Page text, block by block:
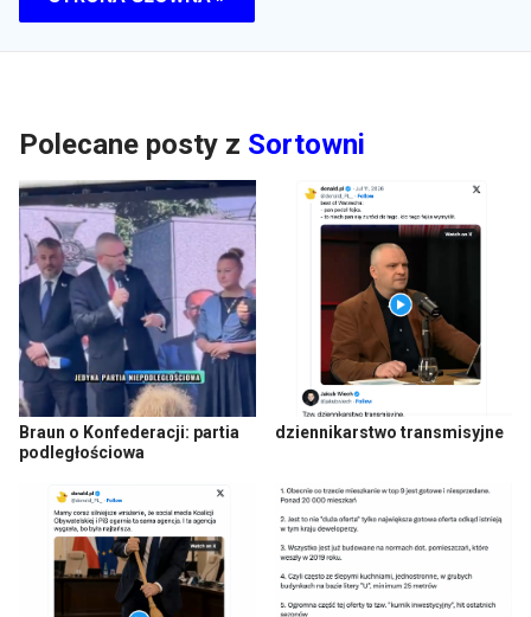
Polecane posty z Sortowni
Braun o Konfederacji: partia
podległościowa
dziennikarstwo transmisyjne